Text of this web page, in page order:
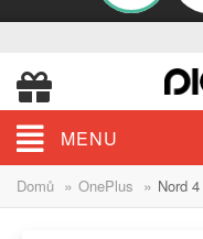
MENU
Domů » OnePlus » Nord 4